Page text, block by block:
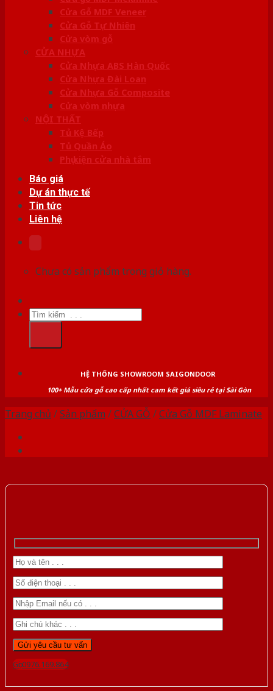
Cửa Gỗ MDF Veneer
Cửa Gỗ Tự Nhiên
Cửa vòm gỗ
CỬA NHỰA
Cửa Nhựa ABS Hàn Quốc
Cửa Nhựa Đài Loan
Cửa Nhựa Gỗ Composite
Cửa vòm nhựa
NỘI THẤT
Tủ Kệ Bếp
Tủ Quần Áo
Phụ kiện cửa nhà tắm
Báo giá
Dự án thực tế
Tin tức
Liên hệ
Chưa có sản phẩm trong giỏ hàng.
Tìm
kiếm:
HỆ THỐNG SHOWROOM SAIGONDOOR
100+ Mẫu cửa gỗ cao cấp nhất cam kết giá siêu rẻ tại Sài Gòn
Trang chủ /Sản phẩm /CỬA GỖ /Cửa Gỗ MDF Laminate
Gọi 0976.169.864